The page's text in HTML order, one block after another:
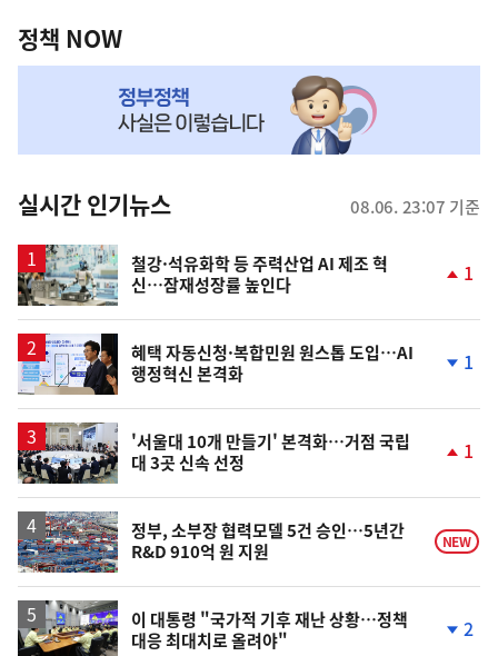
책
NOW,
뉴
스
정책 NOW
실시간 인기뉴스 08.06. 23:07 기준
철강·석유화학 등 주력산업 AI 제조 혁
신…잠재성장률 높인다
상
1
혜택 자동신청·복합민원 원스톱 도입…AI
행정혁신 본격화
하
1
'서울대 10개 만들기' 본격화…거점 국립
대 3곳 신속 선정
상
승
1
정부, 소부장 협력모델 5건 승인…5년간
R&D 910억 원 지원
NEW
이 대통령 "국가적 기후 재난 상황…정책
대응 최대치로 올려야"
2